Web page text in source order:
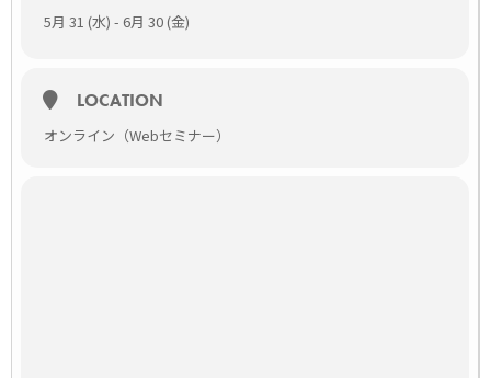
5月 31 (水) - 6月 30 (金)
LOCATION
オンライン（Webセミナー）